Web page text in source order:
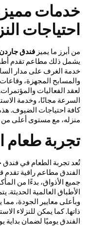
خدمات
احتياجات
من أبرز ما يميز فندق
يشمل ذلك مطاعم تقدم
خدمة الغرف على مدار
والمسابح المجهزة،
لعقد الفعاليات
كافة احتياجات الضيوف.
منزله، مع مستوى أعلى من
تجربة طعام
تُعد تجربة الطعام في فندق
الفندق مطاعم راقية تقدم
جميع الأذواق، بدءًا من
الأطباق العالمية
وبأعلى معايير الجودة،
ذاتها. كما يمكن للنزلاء
الفندق يوميًا لضمان بداية